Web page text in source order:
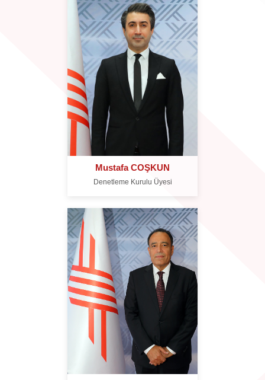
Mustafa COŞKUN
Denetleme Kurulu Üyesi